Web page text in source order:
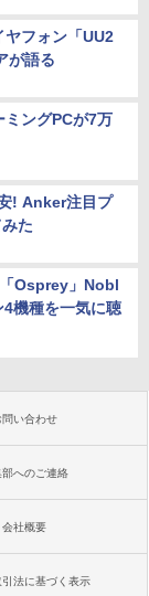
ヤフォン「UU2
が語る
ングPCが7万
! Anker注目プ
た
Osprey」Nobl
機種を一気に聴
問い合わせ
部へのご連絡
会社概要
法に基づく表示